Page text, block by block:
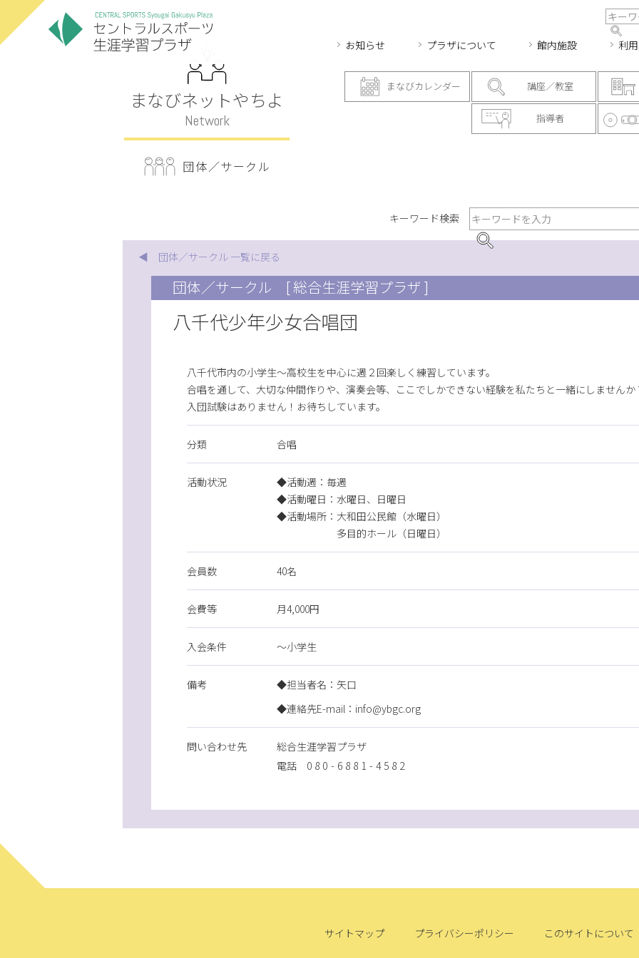
お知らせ プラザについて 館内施設 利
まなびネットやちよ
Network
団体／サークル
まなびカレンダー 講座／教室
指導者
キーワード検索
◀ 団体／サークル 一覧に戻る
団体／サークル [ 総合生涯学習プラザ ]
八千代少年少女合唱団
八千代市内の小学生～高校生を中心に週２回楽しく練習しています。
合唱を通して、大切な仲間作りや、演奏会等、ここでしかできない経験を私たちと一緒にしませんか
入団試験はありません！お待ちしています。
分類 合唱
活動状況
◆活動週：毎週
◆活動曜日：水曜日、日曜日
◆活動場所：大和田公民館（水曜日）
多目的ホール（日曜日）
会員数 40名
会費等 月4,000円
入会条件 ～小学生
備考
◆担当者名：矢口
◆連絡先E-mail：info@ybgc.org
問い合わせ先
総合生涯学習プラザ
電話
080-6881-4582
サイトマップ プライバシーポリシー このサイトについて